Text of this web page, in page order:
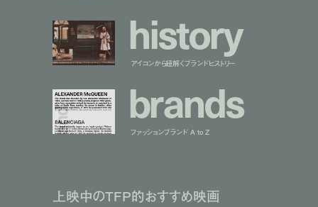
history
アイコンから紐解くブランドヒストリー
brands
ファッションブランド A to Z
上映中のTFP的おすすめ映画